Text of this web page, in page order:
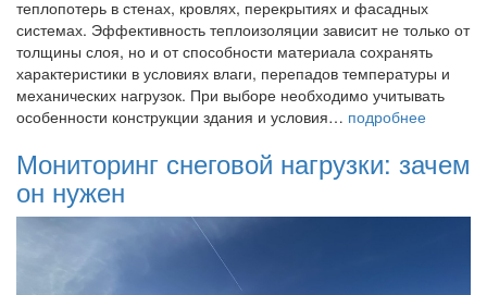
теплопотерь в стенах, кровлях, перекрытиях и фасадных
системах. Эффективность теплоизоляции зависит не только от
толщины слоя, но и от способности материала сохранять
характеристики в условиях влаги, перепадов температуры и
механических нагрузок. При выборе необходимо учитывать
особенности конструкции здания и условия… подробнее
Мониторинг снеговой нагрузки: зачем
он нужен